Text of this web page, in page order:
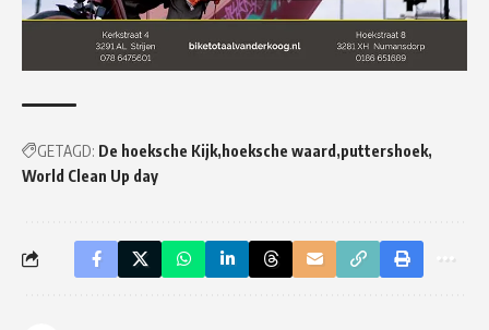
GETAGD: De hoeksche Kijk hoeksche waard puttershoek
World Clean Up day